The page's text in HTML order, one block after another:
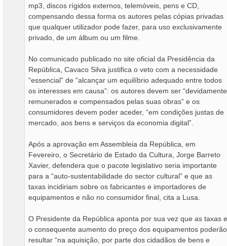
mp3, discos rígidos externos, telemóveis, pens e CD,
compensando dessa forma os autores pelas cópias privadas
que qualquer utilizador pode fazer, para uso exclusivamente
privado, de um álbum ou um filme.
No comunicado publicado no site oficial da Presidência da
República, Cavaco Silva justifica o veto com a necessidade
“essencial” de “alcançar um equilíbrio adequado entre todos
os interesses em causa”: os autores devem ser “devidamente
remunerados e compensados pelas suas obras” e os
consumidores devem poder aceder, “em condições justas de
mercado, aos bens e serviços da economia digital”.
Após a aprovação em Assembleia da República, em
Fevereiro, o Secretário de Estado da Cultura, Jorge Barreto
Xavier, defendera que o pacote legislativo seria importante
para a “auto-sustentabilidade do sector cultural” e que as
taxas incidiriam sobre os fabricantes e importadores de
equipamentos e não no consumidor final, cita a Lusa.
O Presidente da República aponta por sua vez que as taxas e
o consequente aumento do preço dos equipamentos poderão
resultar “na aquisição, por parte dos cidadãos de bens e